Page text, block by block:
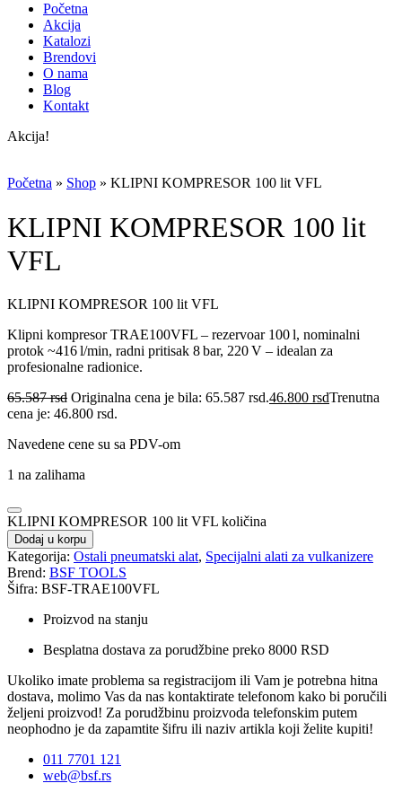
Početna
Akcija
Katalozi
Brendovi
O nama
Blog
Kontakt
Akcija!
Početna » Shop » KLIPNI KOMPRESOR 100 lit VFL
KLIPNI KOMPRESOR 100 lit
VFL
KLIPNI KOMPRESOR 100 lit VFL
Klipni kompresor TRAE100VFL – rezervoar 100 l, nominalni
protok ~416 l/min, radni pritisak 8 bar, 220 V – idealan za
profesionalne radionice.
65.587rsd Originalna cena je bila: 65.587 rsd.46.800 rsdTrenutna
cena je: 46.800 rsd.
Navedene cene su sa PDV-om
1 na zalihama
KLIPNI KOMPRESOR 100 lit VFL količina
Dodaj u korpu
Kategorija: Ostali pneumatski alat, Specijalni alati za vulkanizere
Brend: BSF TOOLS
Šifra: BSF-TRAE100VFL
Proizvod na stanju
Besplatna dostava za porudžbine preko 8000 RSD
Ukoliko imate problema sa registracijom ili Vam je potrebna hitna
dostava, molimo Vas da nas kontaktirate telefonom kako bi poručili
željeni proizvod! Za porudžbinu proizvoda telefonskim putem
neophodno je da zapamtite šifru ili naziv artikla koji želite kupiti!
011 7701 121
web@bsf.rs